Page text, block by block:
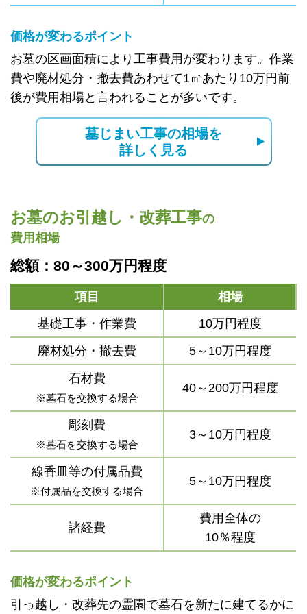
価格が変わるポイント
お墓の区画面積により工事費用が変わります。作業
費や廃材処分・撤去費あわせて1㎡あたり10万円前
後が費用相場と言われることが多いです。
墓じまい工事の相場を
詳しく見る
お墓のお引越し・改葬工事の
費用相場
総額：80～300万円程度
項目
相場
基礎工事・作業費
10万円程度
廃材処分・撤去費
5～10万円程度
石材費
※墓石を交換する場合
40～200万円程度
彫刻費
※墓石を交換する場合
3～10万円程度
線香皿等の付属品費
※付属品を交換する場合
5～10万円程度
諸経費
費用全体の
10％程度
価格が変わるポイント
引っ越し・改葬先の霊園で墓石を新たに建てるかに